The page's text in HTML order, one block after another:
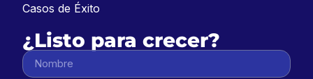
Casos de Éxito
¿Listo para crecer?